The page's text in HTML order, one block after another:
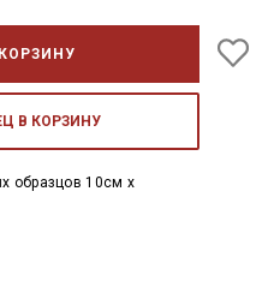
В КОРЗИНУ
образцов 10см x